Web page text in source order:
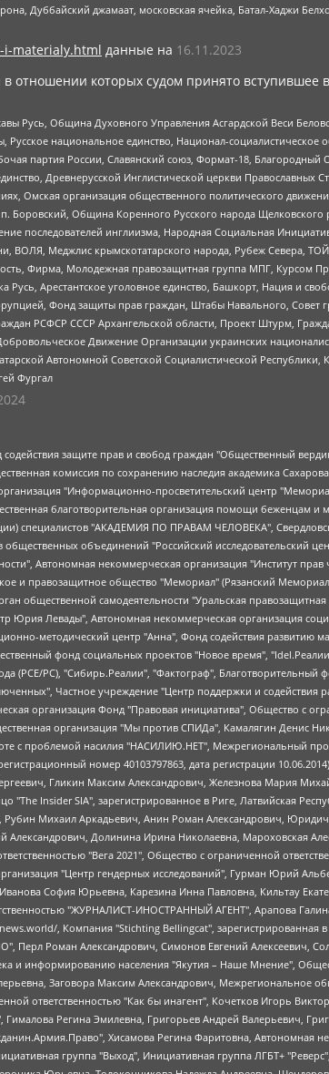
Дуббайский джамаат, московская ячейка, Батал-Хаджи
i-materialy.html данные на 16.11.2023
которых судом принято вступившее
Русь, Община Духовного Управления Асгардской Веси
национальное единство, Национал-
партия России, Славянский союз, Формат-18,
Древнерусской Инглистической церкви
Омская организация общественного политического
Боровский, Община Коренного Русского народа
последователей инглиизма, Народная Социальная
Меджлис крымскотатарского народа, Рубеж Севера,
Фирма, Молодежная правозащитная группа МПГ, Курсом
Русь, Арестантское уголовное единство, Башкорт, Нация и
Фонд защиты прав граждан, Штабы Навального, Совет
РСФСР СССР Архангельской области, Проект Штурм,
Движение Организации украинских
Автономной Советской Социалистической
Фургал
Петровна, Юридическое лицо "The Insider SIA", зарегистрированное в Риге, Латвийская Республика (дата регистрации 26.06.2015), являющееся администратором доменного имени интернет-издания "The Insider SIA", https://theins.ru, Постернак Алексей Евгеньевич, Рубин Михаил Аркадьевич, Анин Роман Александрович, Юридическое лицо Istories fonds, зарегистрированное в Латвийской Республике (регистрационный номер 50008295751, дата регистрации 24.02.2020), Великовский Дмитрий Александрович, Долинина Ирина Николаевна, Мароховская Алеся Алексеевна, Шлейнов Роман Юрьевич, Шмагун Олеся Валентиновна, Общество с ограниченной ответственностью "Альтаир 2021", Общество с ограниченной ответственностью "Вега 2021", Общество с ограниченной ответственностью "Главный редактор 2021", Общество с ограниченной ответственностью "Ромашки монолит", Важенков Артем Валерьевич, Ивановская областная общественная организация "Центр гендерных исследований", Гурман Юрий Альбертович, Медиапроект "ОВД-Инфо", Егоров Владимир Владимирович, Жилинский Владимир Александрович, Общество с ограниченной ответственностью "ЗП", Иванова София Юрьевна, Карезина Инна Павловна, Кильтау Екатерина Викторовна, Петров Алексей Викторович, Пискунов Сергей Евгеньевич, Смирнов Сергей Сергеевич, Тихонов Михаил Сергеевич, Общество с ограниченной ответственностью "ЖУРНАЛИСТ-ИНОСТРАННЫЙ АГЕНТ", Арапова Галина Юрьевна, Вольтская Татьяна Анатольевна, Американская компания "Mason G.E.S. Anonymous Foundation" (США), являющаяся владельцем интернет-издания https://mnews.world/, Компания "Stichting Bellingcat", зарегистрированная в Нидерландах (дата регистрации 11.07.2018), Захаров Андрей Вячеславович, Клепиковская Екатерина Дмитриевна, Общество с ограниченной ответственностью "МЕМО", Перл Роман Александрович, Симонов Евгений Алексеевич, Соловьева Елена Анатольевна, Сотников Даниил Владимирович, Сурначева Елизавета Дмитриевна, Автономная некоммерческая организация по защите прав человека и информированию населения "Якутия – Наше Мнение", Общество с ограниченной ответственностью "Москоу диджитал медиа", с 26.01.2023 Общество с ограниченной ответственностью "Чайка Белые сады", Ветошкина Валерия Валерьевна, Заговора Максим Александрович, Межрегиональное общественное движение "Российская ЛГБТ - сеть", Оленичев Максим Владимирович, Павлов Иван Юрьевич, Скворцова Елена Сергеевна, Общество с ограниченной ответственностью "Как бы инагент", Кочетков Игорь Викторович, Общество с ограниченной ответственностью "Честные выборы", Еланчик Олег Александрович, Общество с ограниченной ответственностью "Нобелевский призыв", Гималова Регина Эмилевна, Григорьев Андрей Валерьевич, Григорьева Алина Александровна, Ассоциация по содействию